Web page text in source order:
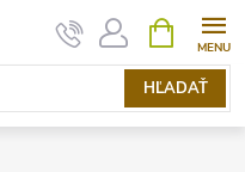
HĽADAŤ
KOŠÍK